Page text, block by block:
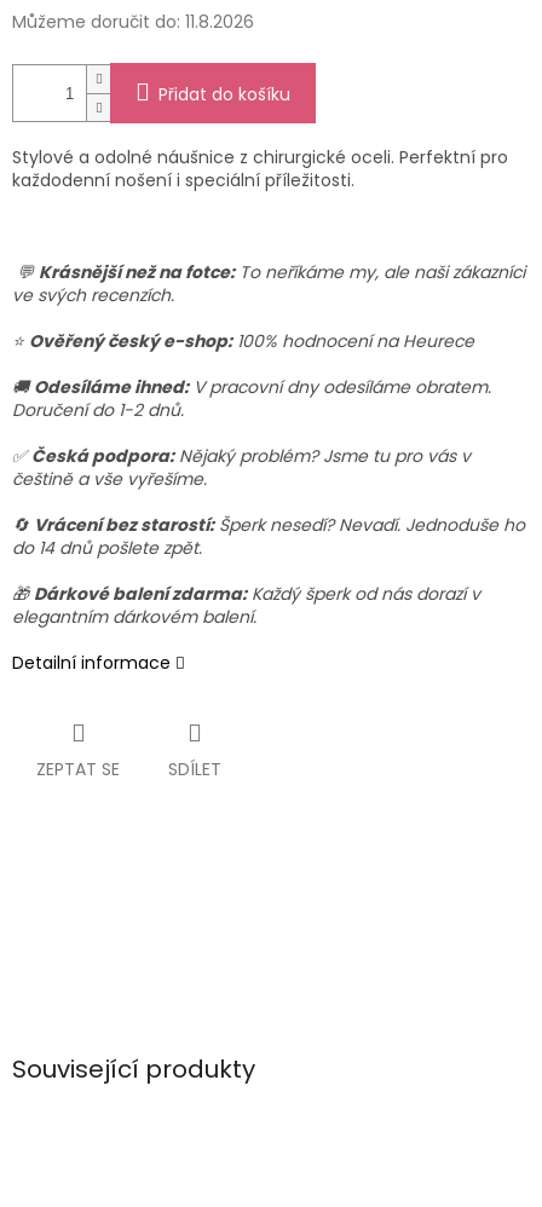
Můžeme doručit do: 11.8.2026
Přidat do košíku
Stylové a odolné náušnice z chirurgické oceli. Perfektní pro
každodenní nošení i speciální příležitosti.
💬 Krásnější než na fotce:To neříkáme my, ale naši zákazníci
ve svých recenzích.
⭐ Ověřený český e-shop:100% hodnocení na Heurece
🚚 Odesíláme ihned:V pracovní dny odesíláme obratem.
Doručení do 1-2 dnů.
✅ Česká podpora:Nějaký problém? Jsme tu pro vás v
češtině a vše vyřešíme.
🔄 Vrácení bez starostí:Šperk nesedí? Nevadí. Jednoduše ho
do 14 dnů pošlete zpět.
🎁 Dárkové balení zdarma:Každý šperk od nás dorazí v
elegantním dárkovém balení.
Detailní informace
ZEPTAT SE SDÍLET
Související produkty